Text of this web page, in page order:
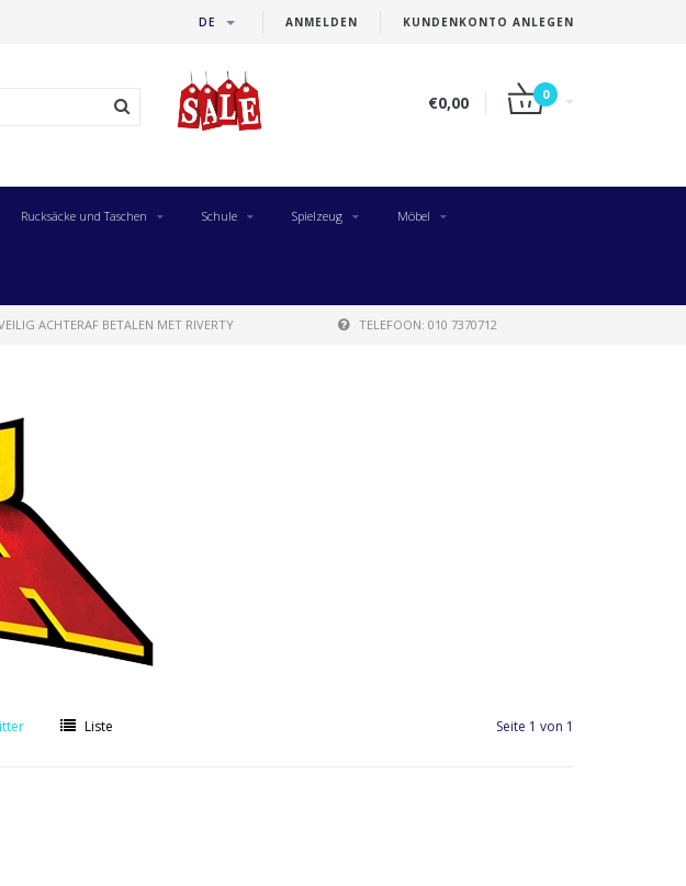
ANMELDEN KUNDENKONTO ANLEGEN
DE
€0,00 0
Rucksäcke und Taschen Schule Spielzeug Möbel
ACHTERAF BETALEN MET RIVERTY TELEFOON: 010 7370712
Liste Seite 1 von 1